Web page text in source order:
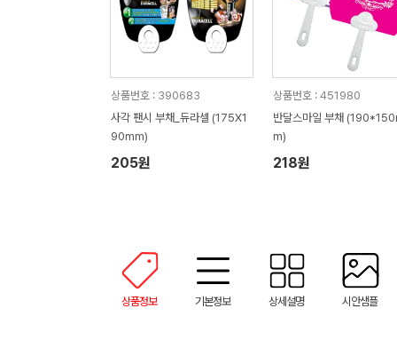
상품번호 : 390683
사각 팬시 부채_듀라셀 (175X1
90mm)
205원
상품번호 : 451980
반달스마일 부채
m)
218원
상품정보 기본정보 상세설명 시안샘플